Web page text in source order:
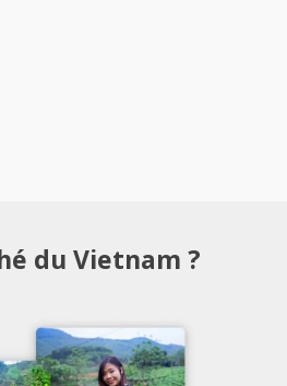
du Vietnam ?